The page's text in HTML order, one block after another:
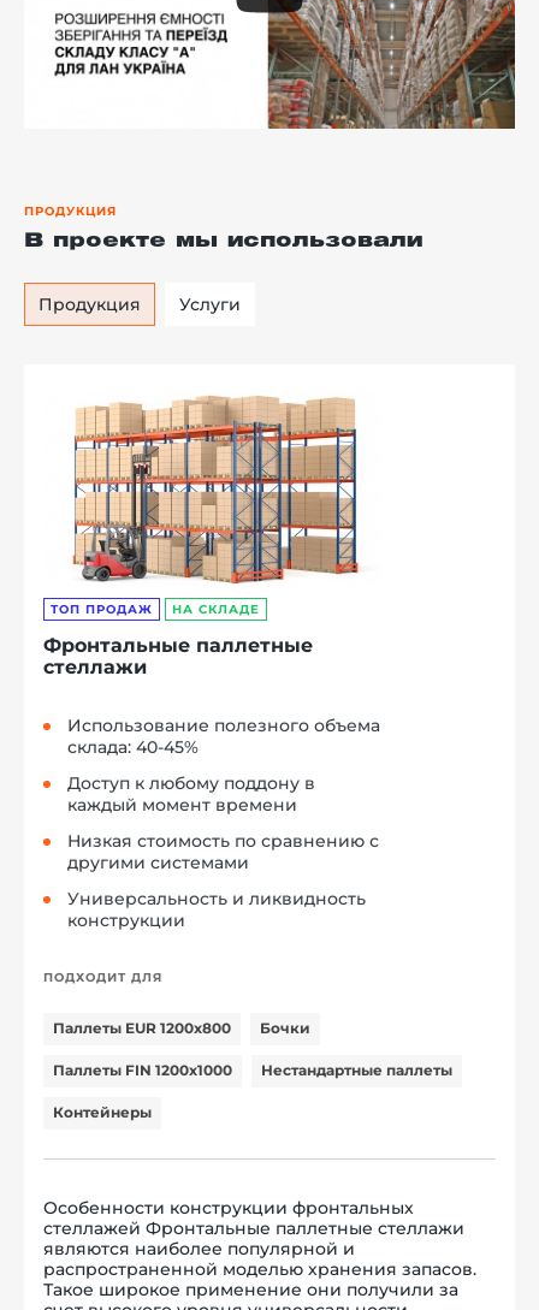
ПРОДУКЦИЯ
В проекте мы использовали
Продукция Услуги
ТОП ПРОДАЖ НА СКЛАДЕ
Фронтальные паллетные
стеллажи
Использование полезного объема
склада: 40-45%
Доступ к любому поддону в
каждый момент времени
Низкая стоимость по сравнению с
другими системами
Универсальность и ликвидность
конструкции
ПОДХОДИТ ДЛЯ
Паллеты EUR 1200x800 Бочки
Паллеты FIN 1200x1000 Нестандартные паллеты
Контейнеры
Особенности конструкции фронтальных
стеллажей Фронтальные паллетные стеллажи
являются наиболее популярной и
распространенной моделью хранения запасов.
Такое широкое применение они получили за